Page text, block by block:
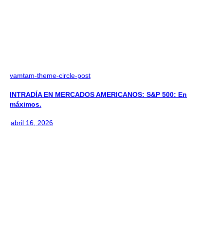
vamtam-theme-circle-post
INTRADÍA EN MERCADOS AMERICANOS: S&P 500: En
máximos.
abril 16, 2026